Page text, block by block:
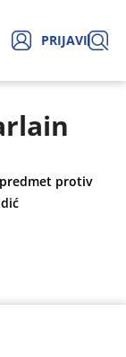
PRIJAVI
protiv